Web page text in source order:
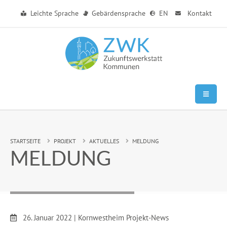
Leichte Sprache Gebärdensprache EN Kontakt
Sie sind hier:
STARTSEITE PROJEKT AKTUELLES MELDUNG
MELDUNG
Datum:
26. Januar 2022 | Kornwestheim Projekt-News